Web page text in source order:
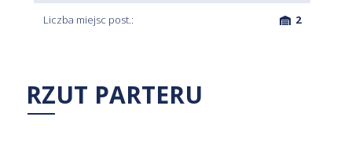
Liczba miejsc post.: 2
RZUT PARTERU